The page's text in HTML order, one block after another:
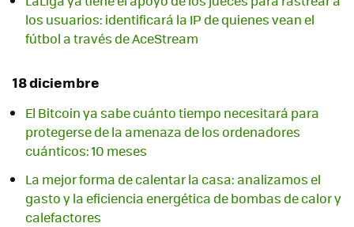
los usuarios: identificará la IP de quienes vean el
fútbol a través de AceStream
18 diciembre
El Bitcoin ya sabe cuánto tiempo necesitará para
protegerse de la amenaza de los ordenadores
cuánticos: 10 meses
La mejor forma de calentar la casa: analizamos el
gasto y la eficiencia energética de bombas de calor y
calefactores